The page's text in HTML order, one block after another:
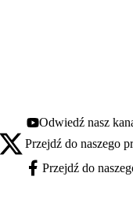
Youtube - otwiera się w
Odwiedź nasz
X - otwiera się w nowej karcie
Przejdź do naszego
Facebook - otwiera się w
Przejdź do